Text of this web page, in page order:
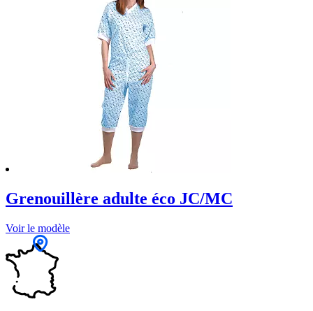
Grenouillère adulte éco JC/MC
Voir le modèle